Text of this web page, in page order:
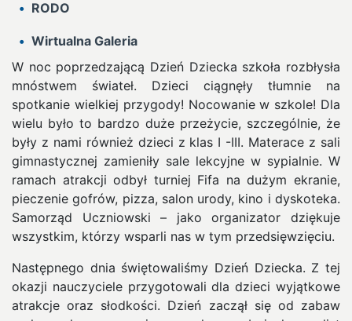
RODO
Wirtualna Galeria
W noc poprzedzającą Dzień Dziecka szkoła rozbłysła
mnóstwem świateł. Dzieci ciągnęły tłumnie na
spotkanie wielkiej przygody! Nocowanie w szkole! Dla
wielu było to bardzo duże przeżycie, szczególnie, że
były z nami również dzieci z klas I -III. Materace z sali
gimnastycznej zamieniły sale lekcyjne w sypialnie. W
ramach atrakcji odbył turniej Fifa na dużym ekranie,
pieczenie gofrów, pizza, salon urody, kino i dyskoteka.
Samorząd Uczniowski – jako organizator dziękuje
wszystkim, którzy wsparli nas w tym przedsięwzięciu.
Następnego dnia świętowaliśmy Dzień Dziecka. Z tej
okazji nauczyciele przygotowali dla dzieci wyjątkowe
atrakcje oraz słodkości. Dzień zaczął się od zabaw